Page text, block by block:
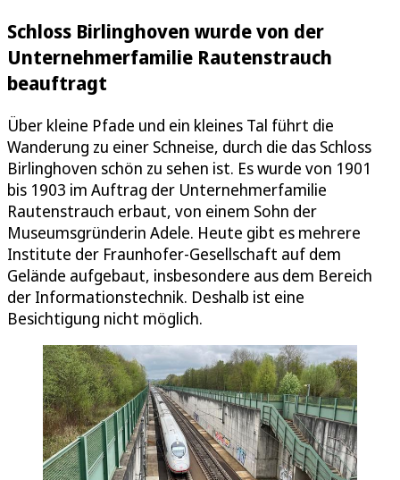
Schloss Birlinghoven wurde von der
Unternehmerfamilie Rautenstrauch
beauftragt
Über kleine Pfade und ein kleines Tal führt die
Wanderung zu einer Schneise, durch die das Schloss
Birlinghoven schön zu sehen ist. Es wurde von 1901
bis 1903 im Auftrag der Unternehmerfamilie
Rautenstrauch erbaut, von einem Sohn der
Museumsgründerin Adele. Heute gibt es mehrere
Institute der Fraunhofer-Gesellschaft auf dem
Gelände aufgebaut, insbesondere aus dem Bereich
der Informationstechnik. Deshalb ist eine
Besichtigung nicht möglich.